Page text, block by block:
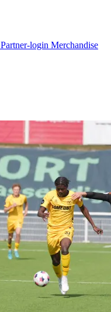
Partner-login Merchandise